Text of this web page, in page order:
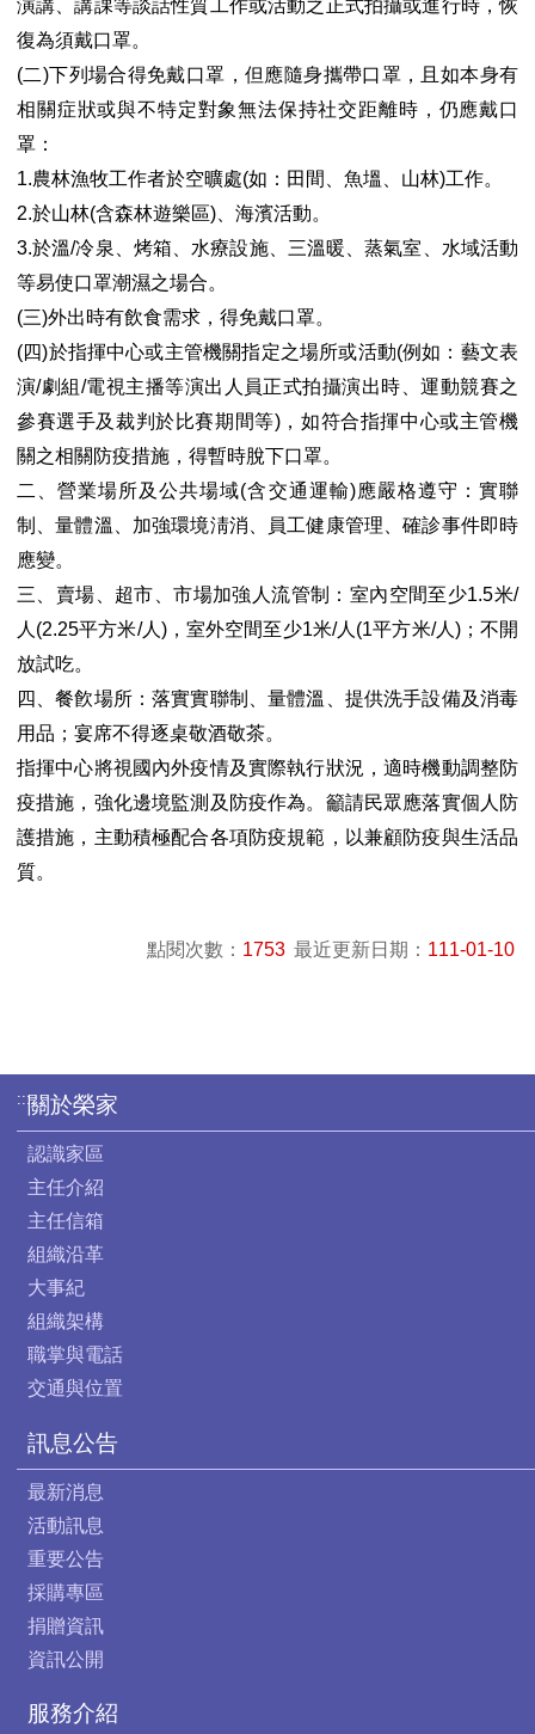
復為須戴口罩。
(二)下列場合得免戴口罩，但應隨身攜帶口罩，且如本身有
相關症狀或與不特定對象無法保持社交距離時，仍應戴口
罩：
1.農林漁牧工作者於空曠處(如：田間、魚塭、山林)工作。
2.於山林(含森林遊樂區)、海濱活動。
3.於溫/冷泉、烤箱、水療設施、三溫暖、蒸氣室、水域活動
等易使口罩潮濕之場合。
(三)外出時有飲食需求，得免戴口罩。
(四)於指揮中心或主管機關指定之場所或活動(例如：藝文表
演/劇組/電視主播等演出人員正式拍攝演出時、運動競賽之
參賽選手及裁判於比賽期間等)，如符合指揮中心或主管機
關之相關防疫措施，得暫時脫下口罩。
二、營業場所及公共場域(含交通運輸)應嚴格遵守：實聯
制、量體溫、加強環境淸消、員工健康管理、確診事件即時
應變。
三、賣場、超市、市場加強人流管制：室內空間至少1.5米/
人(2.25平方米/人)，室外空間至少1米/人(1平方米/人)；不開
放試吃。
四、餐飮場所：落實實聯制、量體溫、提供洗手設備及消毒
用品；宴席不得逐桌敬酒敬茶。
指揮中心將視國內外疫情及實際執行狀況，適時機動調整防
疫措施，強化邊境監測及防疫作為。籲請民眾應落實個人防
護措施，主動積極配合各項防疫規範，以兼顧防疫與生活品
質。
點閱次數： 1753 最近更新日期： 111-01-10
:::關於榮家
認識家區
主任介紹
主任信箱
組織沿革
大事紀
組織架構
職掌與電話
交通與位置
訊息公告
最新消息
活動訊息
重要公告
採購專區
捐贈資訊
資訊公開
服務介紹